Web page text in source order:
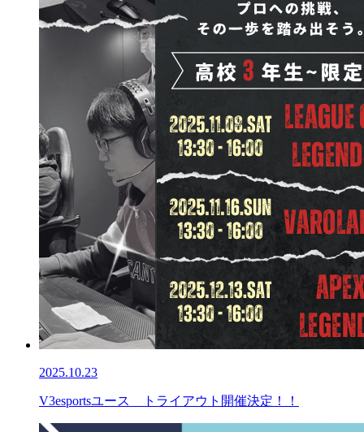
2025.10.23
V3esportsユース トライアウト開催決定！！